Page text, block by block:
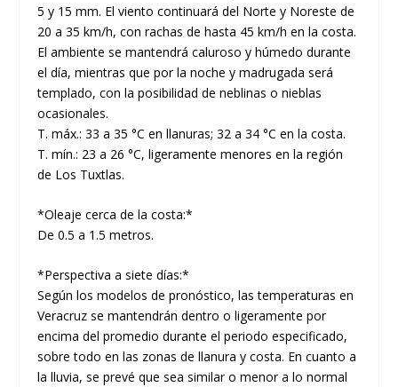
5 y 15 mm. El viento continuará del Norte y Noreste de
20 a 35 km/h, con rachas de hasta 45 km/h en la costa.
El ambiente se mantendrá caluroso y húmedo durante
el día, mientras que por la noche y madrugada será
templado, con la posibilidad de neblinas o nieblas
ocasionales.
T. máx.: 33 a 35 °C en llanuras; 32 a 34 °C en la costa.
T. mín.: 23 a 26 °C, ligeramente menores en la región
de Los Tuxtlas.
*Oleaje cerca de la costa:*
De 0.5 a 1.5 metros.
*Perspectiva a siete días:*
Según los modelos de pronóstico, las temperaturas en
Veracruz se mantendrán dentro o ligeramente por
encima del promedio durante el periodo especificado,
sobre todo en las zonas de llanura y costa. En cuanto a
la lluvia, se prevé que sea similar o menor a lo normal